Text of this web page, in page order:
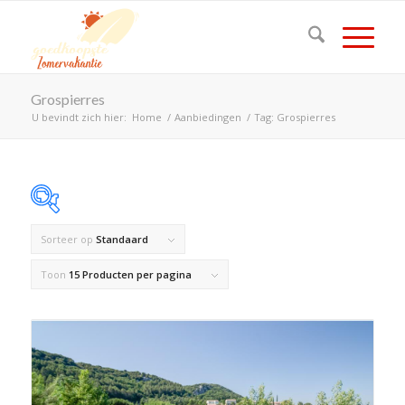
Grospierres
U bevindt zich hier: Home / Aanbiedingen / Tag: Grospierres
Op voorraad
Product Land
Product Maximaal aantal personen
Sorteer op Standaard
Toon 15 Producten per pagina